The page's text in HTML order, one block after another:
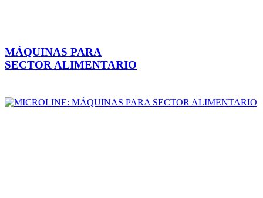
MÁQUINAS PARA
SECTOR ALIMENTARIO